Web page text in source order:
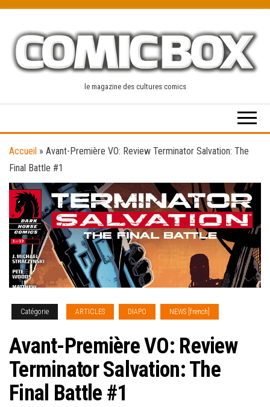
content
le magazine des cultures comics
Accueil » Avant-Première VO: Review Terminator Salvation: The
Final Battle #1
Catégorie ARTICLES DIAPO NEWS [french]
Avant-Première VO: Review
Terminator Salvation: The
Final Battle #1